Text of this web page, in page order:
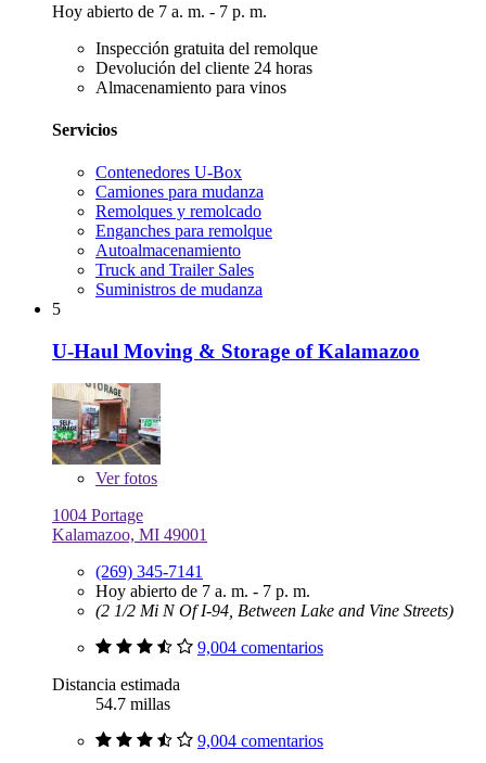
Hoy abierto de 7 a. m. - 7 p. m.
Inspección gratuita del remolque
Devolución del cliente 24 horas
Almacenamiento para vinos
Servicios
Contenedores U-Box
Camiones para mudanza
Remolques y remolcado
Enganches para remolque
Autoalmacenamiento
Truck and Trailer Sales
Suministros de mudanza
5
U-Haul Moving & Storage of Kalamazoo
Verfotos
1004 Portage
Kalamazoo, MI 49001
(269) 345-7141
Hoy abierto de 7 a. m. - 7 p. m.
(2 1/2 Mi N Of I-94, Between Lake and Vine Streets)
9,004 comentarios
Distancia estimada
54.7 millas
9,004 comentarios